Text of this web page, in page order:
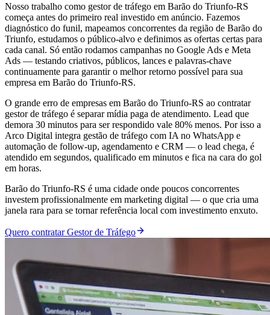
Nosso trabalho como gestor de tráfego em Barão do Triunfo-RS
começa antes do primeiro real investido em anúncio. Fazemos
diagnóstico do funil, mapeamos concorrentes da região de Barão do
Triunfo, estudamos o público-alvo e definimos as ofertas certas para
cada canal. Só então rodamos campanhas no Google Ads e Meta
Ads — testando criativos, públicos, lances e palavras-chave
continuamente para garantir o melhor retorno possível para sua
empresa em Barão do Triunfo-RS.
O grande erro de empresas em Barão do Triunfo-RS ao contratar
gestor de tráfego é separar mídia paga de atendimento. Lead que
demora 30 minutos para ser respondido vale 80% menos. Por isso a
Arco Digital integra gestão de tráfego com IA no WhatsApp e
automação de follow-up, agendamento e CRM — o lead chega, é
atendido em segundos, qualificado em minutos e fica na cara do gol
em horas.
Barão do Triunfo-RS é uma cidade onde poucos concorrentes
investem profissionalmente em marketing digital — o que cria uma
janela rara para se tornar referência local com investimento enxuto.
Quero contratar Gestor de Tráfego